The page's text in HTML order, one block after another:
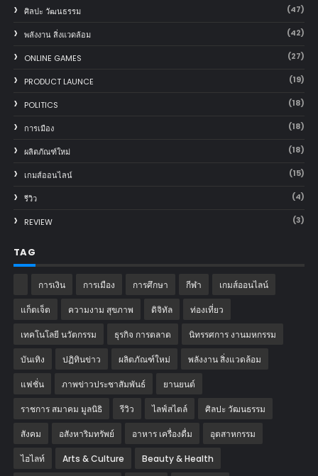
ศิลปะ วัฒนธรรม (47)
พลังงาน สิ่งแวดล้อม (42)
ONLINE GAMES (27)
PRODUCT LAUNCE (19)
POLITICS (18)
การเมือง (18)
ผลิตภัณฑ์ใหม่ (18)
เกมส์ออนไลน์ (15)
รีวิว (4)
REVIEW (3)
TAG
การเงิน การเมือง การศึกษา กีฬา เกมส์ออนไลน์
แก็ตเจ็ต ความงาม สุขภาพ ดิจิทัล ท่องเที่ยว
เทคโนโลยี นวัตกรรม ธุรกิจ การตลาด นิทรรศการ งานมหกรรม
บันเทิง ปฏิทินข่าว ผลิตภัณฑ์ใหม่ พลังงาน สิ่งแวดล้อม
แฟชั่น ภาพข่าวประชาสัมพันธ์ ‎ยานยนต์‎
ราชการ สมาคม มูลนิธิ รีวิว ไลฟ์สไตล์ ศิลปะ วัฒนธรรม
สังคม อสังหาริมทรัพย์ อาหาร เครื่องดื่ม อุตสาหกรรม
ไฮไลท์ Arts & Culture Beauty & Health